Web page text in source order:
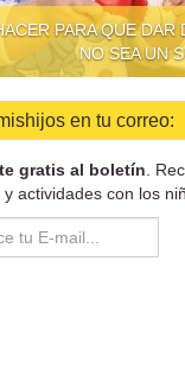
PARA QUE DAR
NO SEA UN
en tu correo:
gratis al boletín .
actividades con los